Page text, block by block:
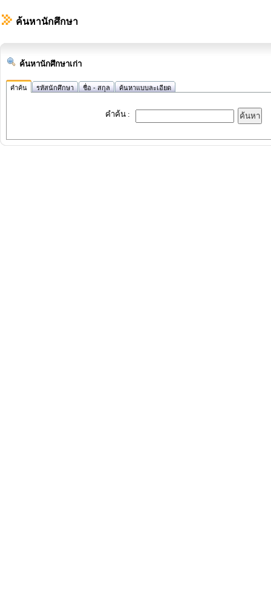
ค้นหานักศึกษา
ค้นหานักศึกษาเก่า
คำค้น รหัสนักศึกษา ชื่อ - สกุล ค้นหาแบบละเอียด
คำค้น :